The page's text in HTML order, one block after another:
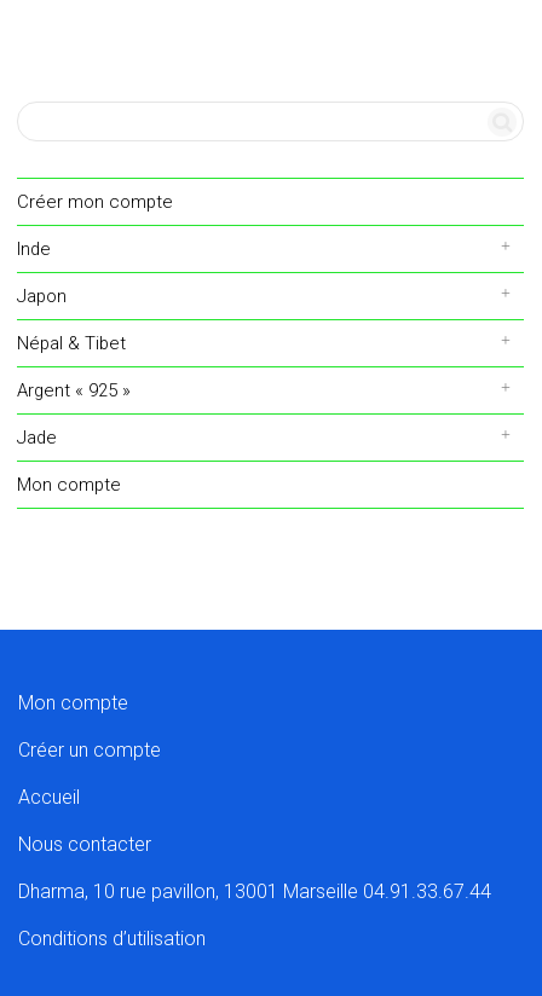
Créer mon compte
Inde
Japon
Népal & Tibet
Argent « 925 »
Jade
Mon compte
Mon compte
Créer un compte
Accueil
Nous contacter
Dharma, 10 rue pavillon, 13001 Marseille 04.91.33.67.44
Conditions d’utilisation